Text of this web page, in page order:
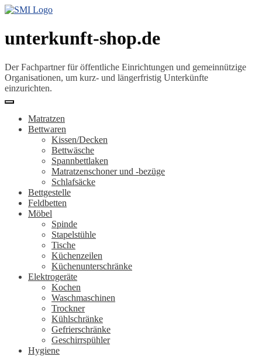
unterkunft-shop.de
Der Fachpartner für öffentliche Einrichtungen und gemeinnützige
Organisationen, um kurz- und längerfristig Unterkünfte
einzurichten.
Matratzen
Bettwaren
Kissen/Decken
Bettwäsche
Spannbettlaken
Matratzenschoner und -bezüge
Schlafsäcke
Bettgestelle
Feldbetten
Möbel
Spinde
Stapelstühle
Tische
Küchenzeilen
Küchenunterschränke
Elektrogeräte
Kochen
Waschmaschinen
Trockner
Kühlschränke
Gefrierschränke
Geschirrspühler
Hygiene